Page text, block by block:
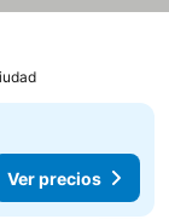
Ver precios